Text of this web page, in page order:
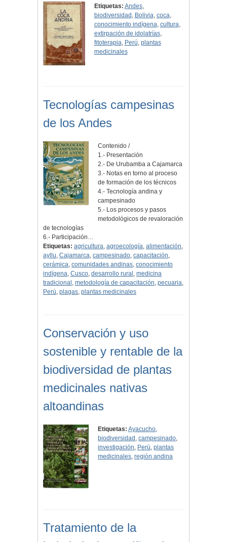
Etiquetas: Andes,
biodiversidad , Bolivia, coca,
conocimiento indígena, cultura,
extirpación de idolatrías,
fitoterapia, Perú, plantas
medicinales
Tecnologías campesinas
de los Andes
Contenido /
1.- Presentación
2.- De Urubamba a Cajamarca
3.- Notas en torno al proceso
de formación de los técnicos
4.- Tecnología andina y
campesinado
5.- Los procesos y pasos
metodológicos de revaloración
de tecnologías
6.- Participación…
Etiquetas: agricultura, agroecología, alimentación,
ayllu, Cajamarca, campesinado, capacitación,
cerámica, comunidades andinas, conocimiento
indígena, Cusco, desarrollo rural , medicina
tradicional , metodología de capacitación, pecuaria,
Perú, plagas, plantas medicinales
Conservación y uso
sostenible y rentable de la
biodiversidad de plantas
medicinales nativas
altoandinas
Etiquetas: Ayacucho,
biodiversidad ,campesinado,
investigación, Perú,plantas
medicinales,región andina
Tratamiento de la